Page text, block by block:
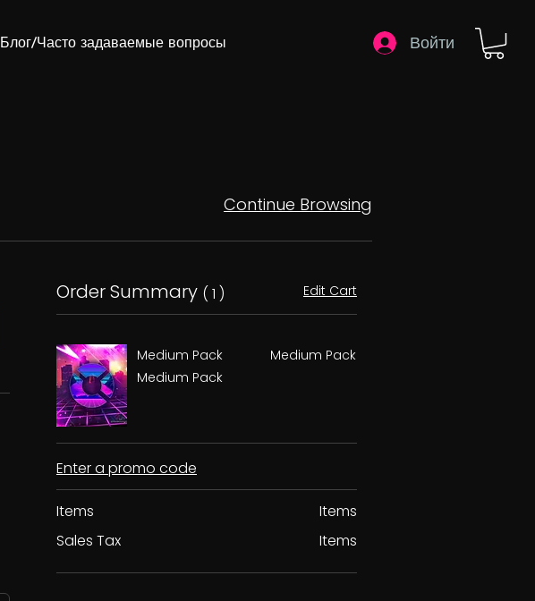
Блог/Часто задаваемые вопросы Войти
Continue Browsing
Order Summary ( 1 ) Edit Cart
Medium Pack
Medium Pack
Medium Pack
Enter a promo code
Items
Sales Tax
Items
Items